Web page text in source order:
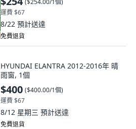
運費 $67
8/22 預計送達
免費退貨
HYUNDAI ELANTRA 2012-2016年 晴
雨窗, 1個
$400 ($400.00/1個)
運費 $67
8/12 星期三 預計送達
免費退貨